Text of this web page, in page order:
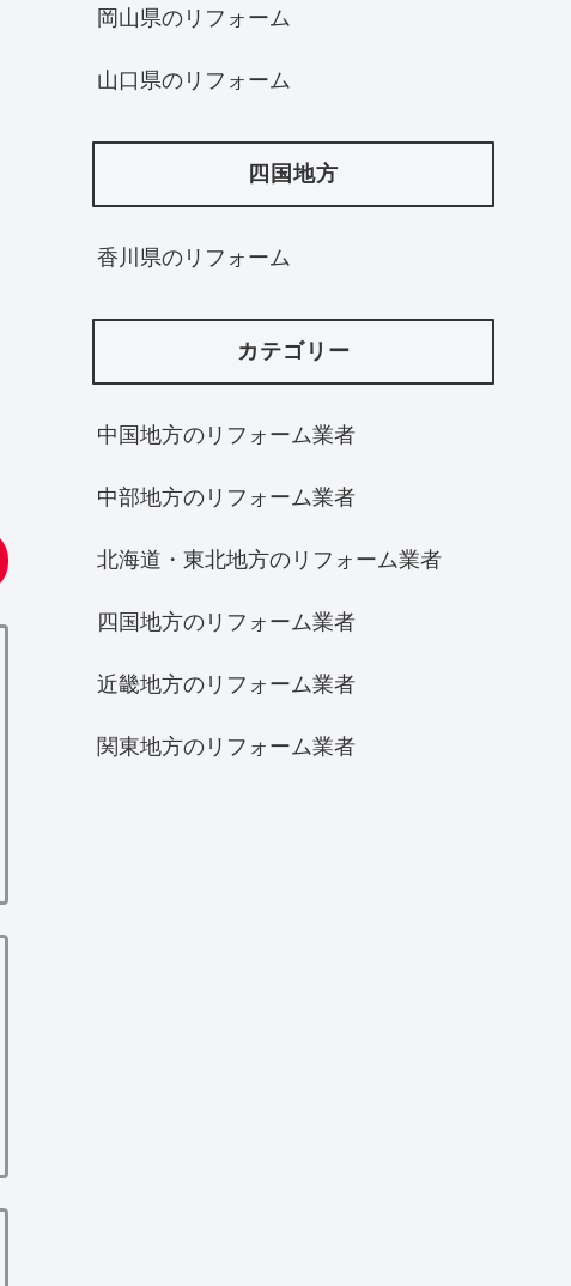
岡山県のリフォーム
山口県のリフォーム
四国地方
香川県のリフォーム
カテゴリー
中国地方のリフォーム業者
中部地方のリフォーム業者
北海道・東北地方のリフォーム業者
四国地方のリフォーム業者
近畿地方のリフォーム業者
関東地方のリフォーム業者